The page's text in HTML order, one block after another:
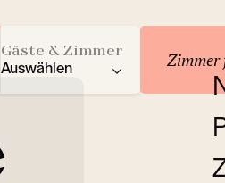
Gäste & Zimmer
Auswählen Zimmer